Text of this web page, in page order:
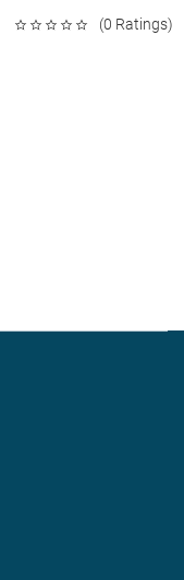
(0 Ratings)